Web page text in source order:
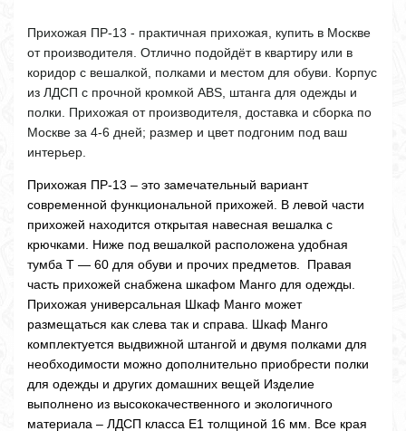
Прихожая ПР-13 - практичная прихожая, купить в Москве
от производителя. Отлично подойдёт в квартиру или в
коридор с вешалкой, полками и местом для обуви. Корпус
из ЛДСП с прочной кромкой ABS, штанга для одежды и
полки. Прихожая от производителя, доставка и сборка по
Москве за 4-6 дней; размер и цвет подгоним под ваш
интерьер.
Прихожая ПР-13 – это замечательный вариант
современной функциональной прихожей. В левой части
прихожей находится открытая навесная вешалка с
крючками. Ниже под вешалкой расположена удобная
тумба Т — 60 для обуви и прочих предметов. Правая
часть прихожей снабжена шкафом Манго для одежды.
Прихожая универсальная Шкаф Манго может
размещаться как слева так и справа. Шкаф Манго
комплектуется выдвижной штангой и двумя полками для
необходимости можно дополнительно приобрести полки
для одежды и других домашних вещей Изделие
выполнено из высококачественного и экологичного
материала – ЛДСП класса Е1 толщиной 16 мм. Все края